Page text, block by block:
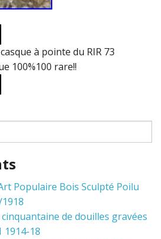
à pointe du RIR 73
100%100 rare!!
Populaire Bois Sculpté Poilu
de douilles gravées
1914-18